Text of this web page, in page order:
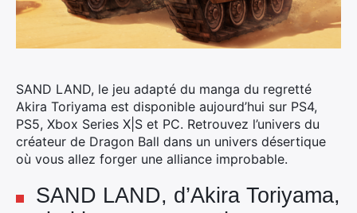
SAND LAND, le jeu adapté du manga du regretté
Akira Toriyama est disponible aujourd’hui sur PS4,
PS5, Xbox Series X|S et PC. Retrouvez l’univers du
créateur de Dragon Ball dans un univers désertique
où vous allez forger une alliance improbable.
SAND LAND, d’Akira Toriyama,